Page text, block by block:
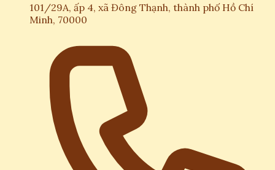
101/29A, ấp 4, xã Đông Thạnh, thành phố Hồ Chí
Minh, 70000